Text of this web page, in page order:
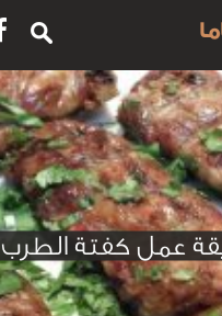
عمل كفتة الطرب